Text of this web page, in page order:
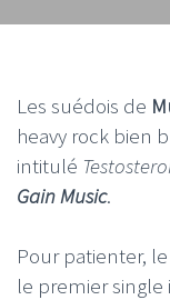
Les suédois de
heavy rock bien
intitulé
Gain Music.
Pour patienter,
le premier single